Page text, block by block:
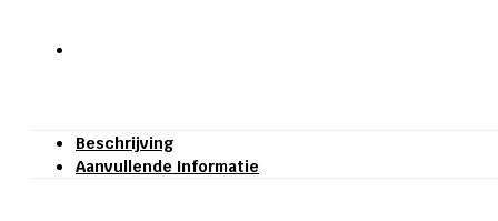
Beschrijving
Aanvullende Informatie